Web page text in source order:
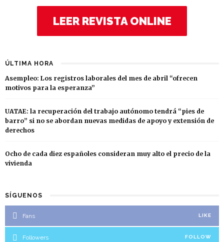
LEER REVISTA ONLINE
ÚLTIMA HORA
Asempleo: Los registros laborales del mes de abril “ofrecen
motivos para la esperanza”
UATAE: la recuperación del trabajo autónomo tendrá “pies de
barro” si no se abordan nuevas medidas de apoyo y extensión de
derechos
Ocho de cada diez españoles consideran muy alto el precio de la
vivienda
SÍGUENOS
Fans LIKE
Followers FOLLOW